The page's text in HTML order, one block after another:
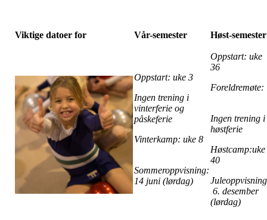
Viktige datoer for Vår-semester Høst-semester
Oppstart: uke 3
Ingen trening i
vinterferie og
påskeferie
Vinterkamp: uke 8
Sommeroppvisning:
14 juni (lørdag)
Oppstart: uke
36
Ingen trening i
høstferie
Høstcamp:uke
40
6. desember
(lørdag)